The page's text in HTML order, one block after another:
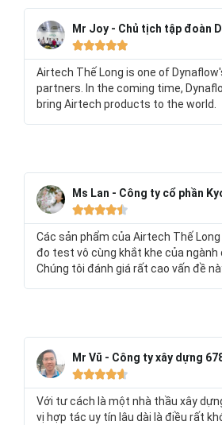
Mr Joy - Chủ tịch tập đoàn

Airtech Thế Long is one of
partners. In the coming time,
bring Airtech products to the world.
Ms Lan - Công ty cổ phần

Các sản phẩm của Airtech Thế
đo test vô cùng khắt khe của ngành
Chúng tôi đánh giá rất cao vấn đề
Mr Vũ - Công ty xây dựng

Với tư cách là một nhà thầu xây
vị hợp tác uy tín lâu dài là điều rất